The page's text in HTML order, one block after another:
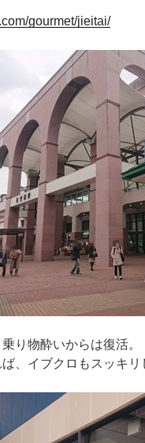
gourmet/jieitai/
り物酔いからは復活。
、イブクロもスッキリ